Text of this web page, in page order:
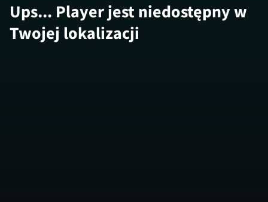
Ups... Player jest niedostępny w
Twojej lokalizacji